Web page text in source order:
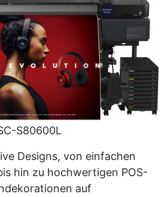
S80600L
Designs, von einfachen
hin zu hochwertigen POS-
auf